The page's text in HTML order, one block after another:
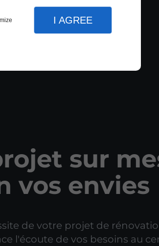
I AGREE
sur
vos envies
de votre projet de
l'écoute de vos besoins au